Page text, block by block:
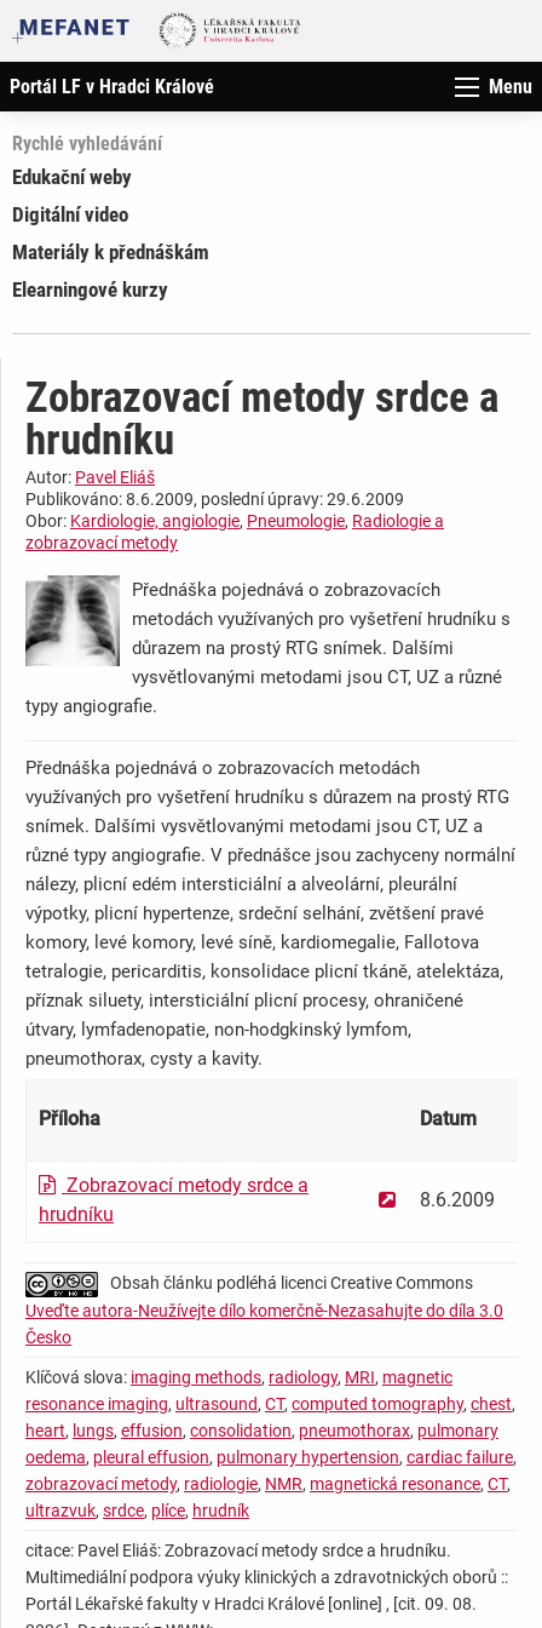
Portál LF v Hradci Králové Menu
Rychlé vyhledávání
Edukační weby
Digitální video
Materiály k přednáškám
Elearningové kurzy
Zobrazovací metody srdce a
hrudníku
Autor: Pavel Eliáš
Publikováno: 8.6.2009, poslední úpravy: 29.6.2009
Obor: Kardiologie, angiologie, Pneumologie, Radiologie a
zobrazovací metody
Přednáška pojednává o zobrazovacích
metodách využívaných pro vyšetření hrudníku s
důrazem na prostý RTG snímek. Dalšími
vysvětlovanými metodami jsou CT, UZ a různé
typy angiografie.
Přednáška pojednává o zobrazovacích metodách
využívaných pro vyšetření hrudníku s důrazem na prostý RTG
snímek. Dalšími vysvětlovanými metodami jsou CT, UZ a
různé typy angiografie. V přednášce jsou zachyceny normální
nálezy, plicní edém intersticiální a alveolární, pleurální
výpotky, plicní hypertenze, srdeční selhání, zvětšení pravé
komory, levé komory, levé síně, kardiomegalie, Fallotova
tetralogie, pericarditis, konsolidace plicní tkáně, atelektáza,
příznak siluety, intersticiální plicní procesy, ohraničené
útvary, lymfadenopatie, non-hodgkinský lymfom,
pneumothorax, cysty a kavity.
Příloha Datum
Zobrazovací metody srdce a
hrudníku
8.6.2009
Obsah článku podléhá licenci Creative Commons
Uveďte autora-Neužívejte dílo komerčně-Nezasahujte do díla 3.0
Česko
Klíčová slova: imaging methods, radiology, MRI, magnetic
resonance imaging, ultrasound, CT, computed tomography, chest,
heart, lungs, effusion, consolidation, pneumothorax, pulmonary
oedema, pleural effusion, pulmonary hypertension, cardiac failure,
zobrazovací metody, radiologie, NMR, magnetická resonance, CT,
ultrazvuk, srdce, plíce, hrudník
citace: Pavel Eliáš: Zobrazovací metody srdce a hrudníku.
Multimediální podpora výuky klinických a zdravotnických oborů ::
Portál Lékařské fakulty v Hradci Králové [online] , [cit. 09. 08.